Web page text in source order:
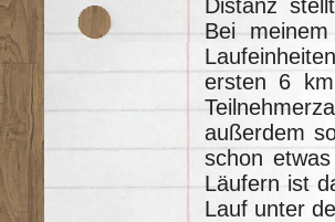
Distanz
Bei
ersten 6
außerdem
schon
Läufern ist
Lauf unter